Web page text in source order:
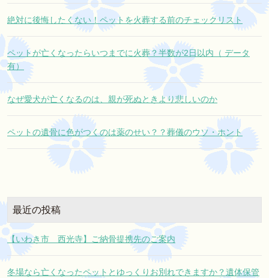
絶対に後悔したくない！ペットを火葬する前のチェックリスト
ペットが亡くなったらいつまでに火葬？半数が2日以内（ データ
有）
なぜ愛犬が亡くなるのは、親が死ぬときより悲しいのか
ペットの遺骨に色がつくのは薬のせい？？葬儀のウソ・ホント
最近の投稿
【いわき市 西光寺】ご納骨提携先のご案内
冬場なら亡くなったペットとゆっくりお別れできますか？遺体保管